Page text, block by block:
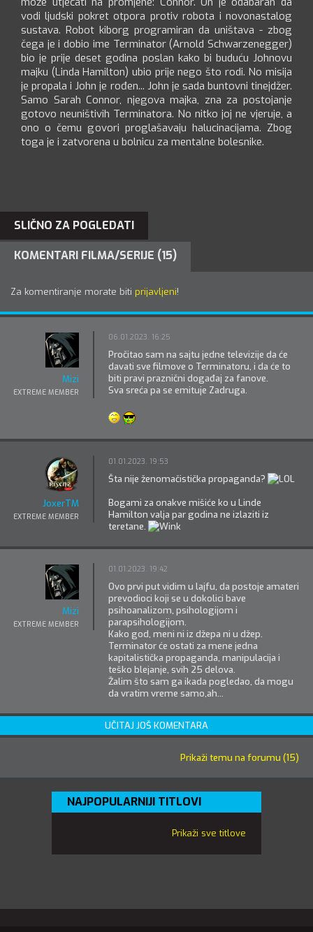
vodi ljudski pokret otpora protiv robota i novonastalog
sustava. Robot kiborg programiran da uništava - zbog
čega je i dobio ime Terminator (Arnold Schwarzenegger)
bio je prije deset godina poslan kako bi buduću Johnovu
majku (Linda Hamilton) ubio prije nego što rodi. No misija
je propala i John je rođen... John je sada buntovni tinejdžer.
Samo Sarah Connor, njegova majka, zna za postojanje
gotovo neuništivih Terminatora. No nitko joj ne vjeruje, a
ono o čemu govori proglašavaju halucinacijama. Zbog
toga je i zatvorena u bolnicu za mentalne bolesnike.
SLIČNO ZA POGLEDATI
KOMENTARI FILMA/SERIJE (15)
Za komentiranje morate biti prijavljeni!
Mizi
EXTREME MEMBER
06.01.2023. 16:25
Pročitao sam na sajtu jedne televizije da će
davati sve filmove o Terminatoru, i da će to
biti pravi praznični događaj za fanove.
Sva sreća pa se emituje Zadruga.
JoxerTM
EXTREME MEMBER
01.01.2023. 19:53
Šta nije ženomačistička propaganda?
Bogami za onakve mišiće ko u Linde
Hamilton valja par godina ne izlaziti iz
teretane.
Mizi
EXTREME MEMBER
01.01.2023. 19:42
Ovo prvi put vidim u lajfu, da postoje amateri
prevodioci koji se u dokolici bave
psihoanalizom, psihologijom i
parapsihologijom.
Kako god, meni ni iz džepa ni u džep.
Terminator će ostati za mene jedna
kapitalistička propaganda, manipulacija i
teško blejanje, svih 25 delova.
Žalim što sam ga ikada pogledao, da mogu
da vratim vreme samo,ah...
UČITAJ JOŠ KOMENTARA
Prikaži temu na forumu (15)
NAJPOPULARNIJI TITLOVI
Prikaži sve titlove